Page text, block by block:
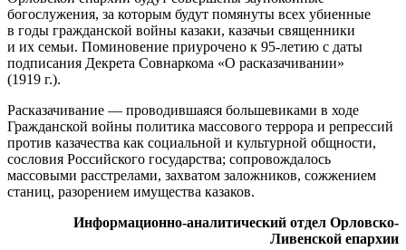
богослужения, за которым будут помянуты всех убиенные
в годы гражданской войны казаки, казачьи священники
и их семьи. Поминовение приурочено к 95-летию с даты
подписания Декрета Совнаркома «О расказачивании»
(1919 г.).
Расказачивание — проводившаяся большевиками в ходе
Гражданской войны политика массового террора и репрессий
против казачества как социальной и культурной общности,
сословия Российского государства; сопровождалось
массовыми расстрелами, захватом заложников, сожжением
станиц, разорением имущества казаков.
Информационно-аналитический отдел Орловско-
Ливенской епархии